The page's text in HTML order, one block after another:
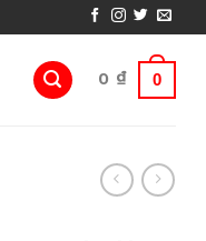
0 ₫ 0